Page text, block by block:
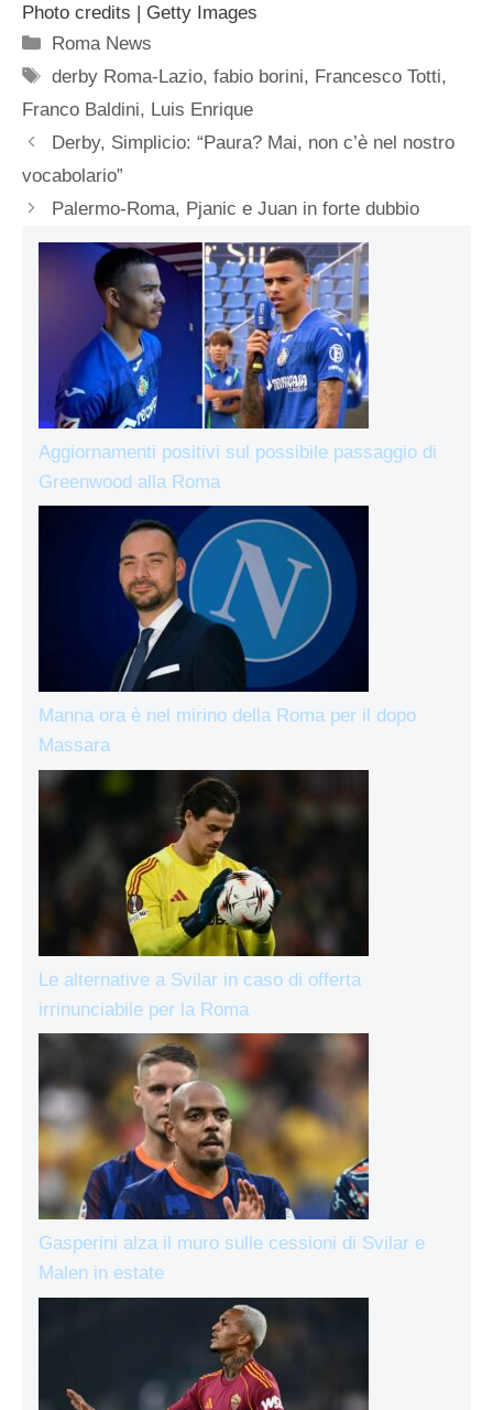
Photo credits | Getty Images
Categorie
Roma News
Tag
derby Roma-Lazio,fabio borini, Francesco Totti,
Franco Baldini, Luis Enrique
Derby, Simplicio: “Paura? Mai, non c’è nel nostro
vocabolario”
Palermo-Roma, Pjanic e Juan in forte dubbio
Aggiornamenti positivi sul possibile passaggio di
Greenwood alla Roma
Manna ora è nel mirino della Roma per il dopo
Massara
Le alternative a Svilar in caso di offerta
irrinunciabile per la Roma
Gasperini alza il muro sulle cessioni di Svilar e
Malen in estate